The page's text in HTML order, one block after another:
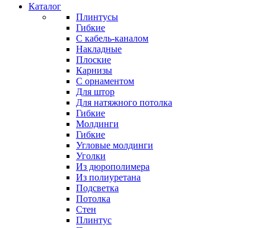
Каталог
Плинтусы
Гибкие
C кабель-каналом
Накладные
Плоские
Карнизы
С орнаментом
Для штор
Для натяжного потолка
Гибкие
Молдинги
Гибкие
Угловые молдинги
Уголки
Из дюрополимера
Из полиуретана
Подсветка
Потолка
Стен
Плинтус